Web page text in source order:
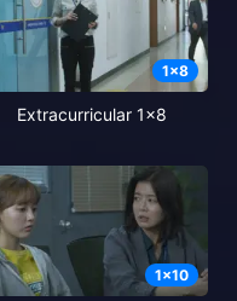
1x8
Extracurricular 1x8
1x10